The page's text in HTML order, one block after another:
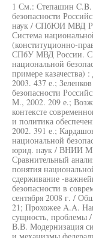
1 См.: Степашин C.B.
безопасности
наук / СПбЮИ МВД
Система
(конституционно-
СПбУ МВД России.
национальной
примере
2003. 437 е.;
безопасности
М., 2002. 209 е.;
контексте
и политика
2002. 391 е.;
национальной
юрид. наук / ВНИИ
Сравнительный
понятия
сдерживание -
безопасности в
сентября 2008 г. /
21; Прохожее A.A.
сущность,
В.В. Модернизация